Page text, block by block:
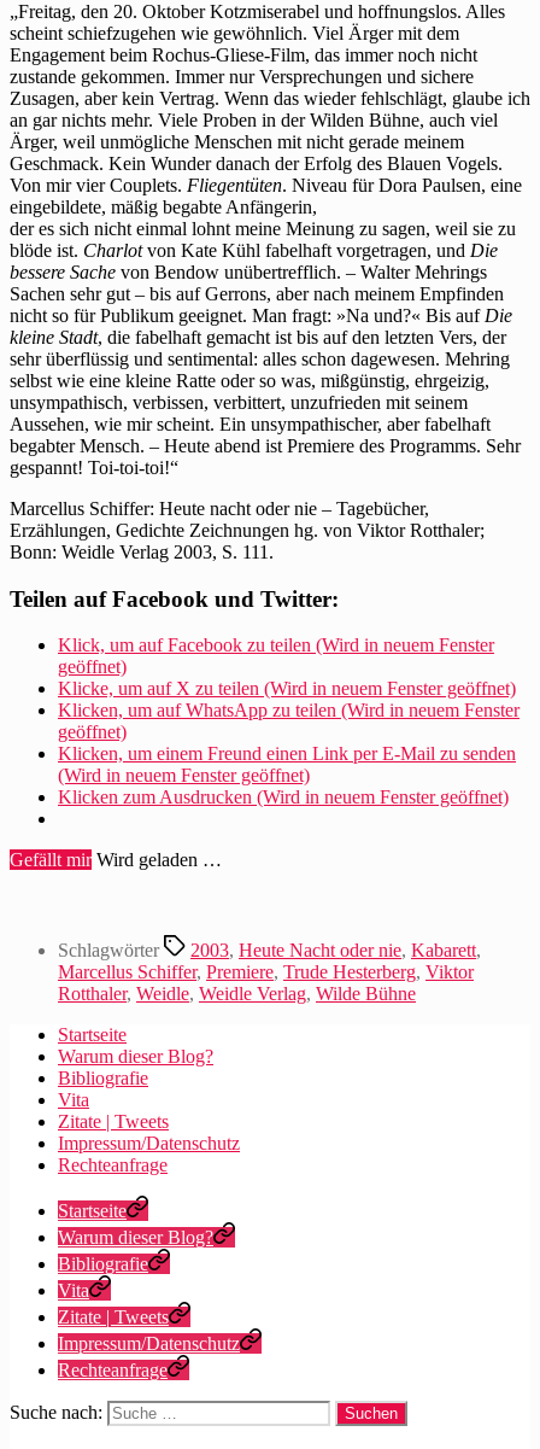
„Freitag, den 20. Oktober Kotzmiserabel und hoffnungslos. Alles
scheint schiefzugehen wie gewöhnlich. Viel Ärger mit dem
Engagement beim Rochus-Gliese-Film, das immer noch nicht
zustande gekommen. Immer nur Versprechungen und sichere
Zusagen, aber kein Vertrag. Wenn das wieder fehlschlägt, glaube ich
an gar nichts mehr. Viele Proben in der Wilden Bühne, auch viel
Ärger, weil unmögliche Menschen mit nicht gerade meinem
Geschmack. Kein Wunder danach der Erfolg des Blauen Vogels.
Von mir vier Couplets. Fliegentüten. Niveau für Dora Paulsen, eine
eingebildete, mäßig begabte Anfängerin,
der es sich nicht einmal lohnt meine Meinung zu sagen, weil sie zu
blöde ist. Charlotvon Kate Kühl fabelhaft vorgetragen, und Die
bessere Sache von Bendow unübertrefflich. – Walter Mehrings
Sachen sehr gut – bis auf Gerrons, aber nach meinem Empfinden
nicht so für Publikum geeignet. Man fragt: »Na und?« Bis auf Die
kleine Stadt, die fabelhaft gemacht ist bis auf den letzten Vers, der
sehr überflüssig und sentimental: alles schon dagewesen. Mehring
selbst wie eine kleine Ratte oder so was, mißgünstig, ehrgeizig,
unsympathisch, verbissen, verbittert, unzufrieden mit seinem
Aussehen, wie mir scheint. Ein unsympathischer, aber fabelhaft
begabter Mensch. – Heute abend ist Premiere des Programms. Sehr
gespannt! Toi-toi-toi!“
Marcellus Schiffer: Heute nacht oder nie – Tagebücher,
Erzählungen, Gedichte Zeichnungen hg. von Viktor Rotthaler;
Bonn: Weidle Verlag 2003, S. 111.
Teilen auf Facebook und Twitter:
Klick, um auf Facebook zu teilen (Wird in neuem Fenster
geöffnet)
Klicke, um auf X zu teilen (Wird in neuem Fenster geöffnet)
Klicken, um auf WhatsApp zu teilen (Wird in neuem Fenster
geöffnet)
Klicken, um einem Freund einen Link per E-Mail zu senden
(Wird in neuem Fenster geöffnet)
Klicken zum Ausdrucken (Wird in neuem Fenster geöffnet)
Gefällt mir Wird geladen …
Schlagwörter 2003, Heute Nacht oder nie, Kabarett,
Marcellus Schiffer, Premiere, Trude Hesterberg, Viktor
Rotthaler, Weidle, Weidle Verlag, Wilde Bühne
Startseite
Warum dieser Blog?
Bibliografie
Vita
Zitate | Tweets
Impressum/Datenschutz
Rechteanfrage
Startseite
Warum dieser Blog?
Bibliografie
Vita
Zitate | Tweets
Impressum/Datenschutz
Rechteanfrage
Suche nach: